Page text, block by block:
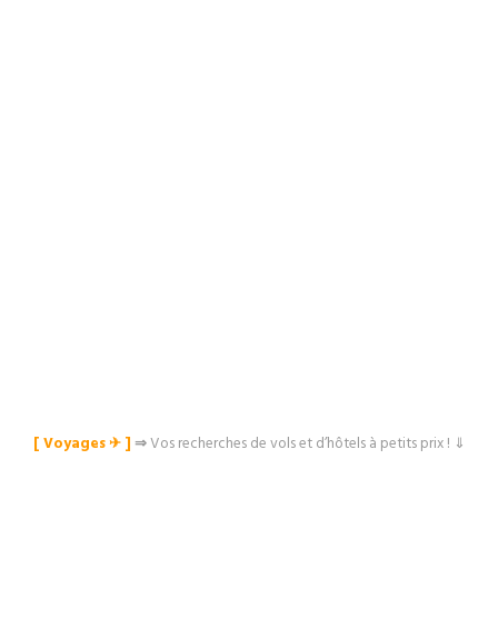
[ Voyages ✈︎ ]⇒Vos recherches de vols et d’hôtels à petits prix ! ⇓